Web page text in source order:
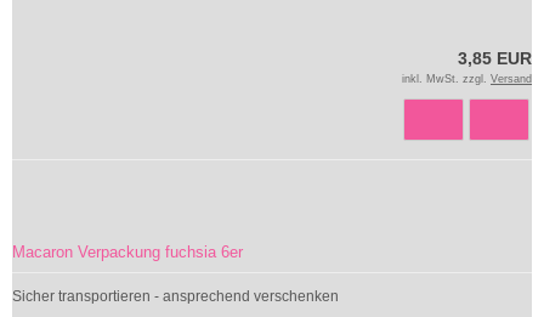
3,85 EUR
inkl. MwSt. zzgl. Versand
Macaron Verpackung fuchsia 6er
Sicher transportieren - ansprechend verschenken